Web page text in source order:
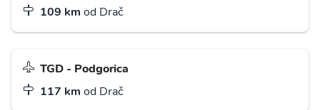
109 km od Drač
TGD - Podgorica
117 km od Drač